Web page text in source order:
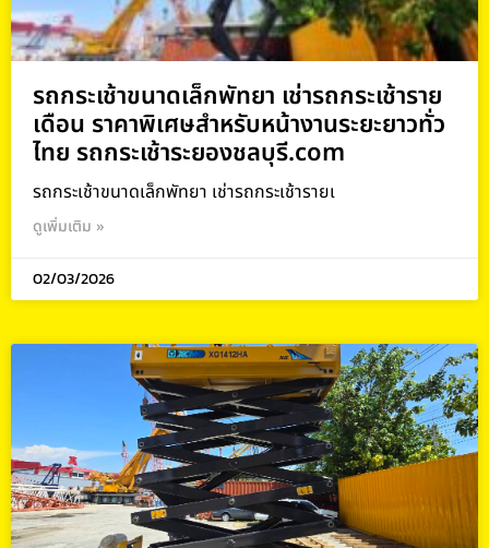
รถกระเช้าขนาดเล็กพัทยา เช่ารถกระเช้าราย
เดือน ราคาพิเศษสำหรับหน้างานระยะยาวทั่ว
ไทย รถกระเช้าระยองชลบุรี.com
รถกระเช้าขนาดเล็กพัทยา เช่ารถกระเช้ารายเ
ดูเพิ่มเติม »
02/03/2026